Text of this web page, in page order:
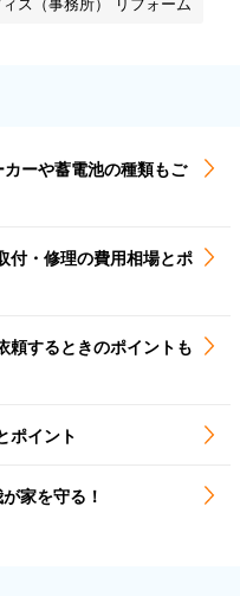
ーや蓄電池の種類もご
付・修理の費用相場とポ
頼するときのポイントも
ポイント
家を守る！